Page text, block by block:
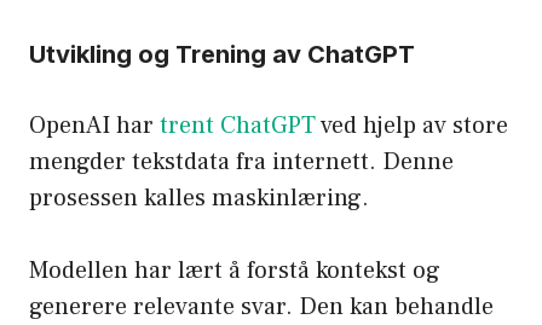
Utvikling og Trening av ChatGPT
OpenAI har trent ChatGPTved hjelp av store
mengder tekstdata fra internett. Denne
prosessen kalles maskinlæring.
Modellen har lært å forstå kontekst og
generere relevante svar. Den kan behandle